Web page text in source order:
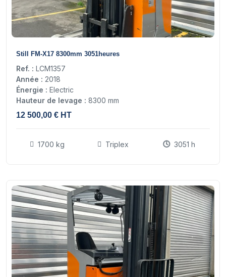
Still FM-X17 8300mm 3051heures
Ref. : LCM1357
Année : 2018
Énergie : Electric
Hauteur de levage : 8300 mm
12 500,00 € HT
1700 kg Triplex 3051 h